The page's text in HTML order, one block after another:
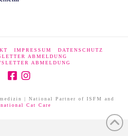
IMPRESSUM
DATENSCHUTZ
ABMELDUNG
ABMELDUNG
| National Partner of ISFM and
Cat Care